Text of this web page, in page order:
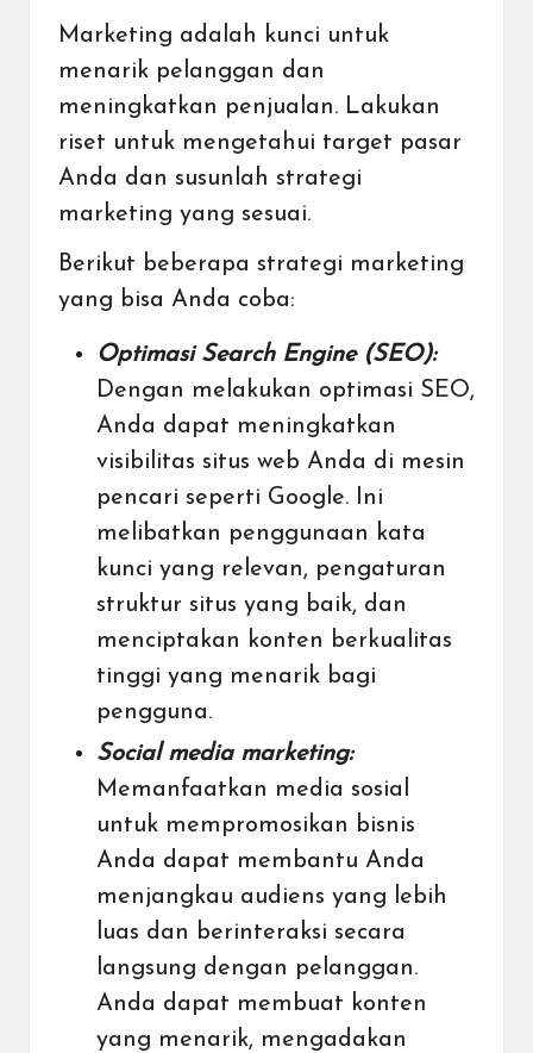
Marketing adalah kunci untuk
menarik pelanggan dan
meningkatkan penjualan. Lakukan
riset untuk mengetahui target pasar
Anda dan susunlah strategi
marketing yang sesuai.
Berikut beberapa strategi marketing
yang bisa Anda coba:
Optimasi Search Engine (SEO):
Dengan melakukan optimasi SEO,
Anda dapat meningkatkan
visibilitas situs web Anda di mesin
pencari seperti Google. Ini
melibatkan penggunaan kata
kunci yang relevan, pengaturan
struktur situs yang baik, dan
menciptakan konten berkualitas
tinggi yang menarik bagi
pengguna.
Social media marketing:
Memanfaatkan media sosial
untuk mempromosikan bisnis
Anda dapat membantu Anda
menjangkau audiens yang lebih
luas dan berinteraksi secara
langsung dengan pelanggan.
Anda dapat membuat konten
yang menarik, mengadakan